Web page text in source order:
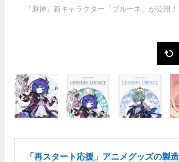
『原神』新キャラクター「プルーネ」が公開
「再スタート応援」アニメグッズの製